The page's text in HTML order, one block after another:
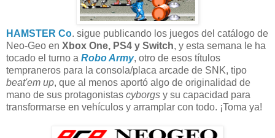
HAMSTER Co. sigue publicando los juegos del catálogo de
Neo-Geo en Xbox One, PS4 y Switch, y esta semana le ha
tocado el turno a Robo Army, otro de esos títulos
tempraneros para la consola/placa arcade de SNK, tipo
beat'em up, que al menos aportó algo de originalidad de
mano de sus protagonistas cyborgs y su capacidad para
transformarse en vehículos y arramplar con todo. ¡Toma ya!